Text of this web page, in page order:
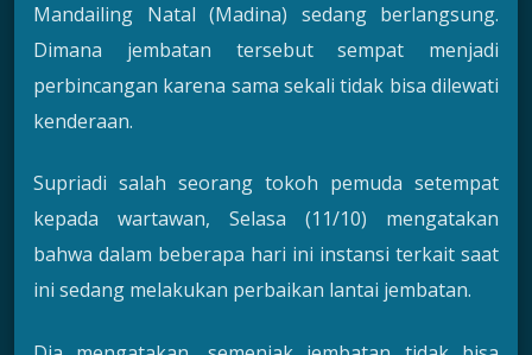
Mandailing Natal (Madina) sedang berlangsung.
Dimana jembatan tersebut sempat menjadi
perbincangan karena sama sekali tidak bisa dilewati
kenderaan.
Supriadi salah seorang tokoh pemuda setempat
kepada wartawan, Selasa (11/10) mengatakan
bahwa dalam beberapa hari ini instansi terkait saat
ini sedang melakukan perbaikan lantai jembatan.